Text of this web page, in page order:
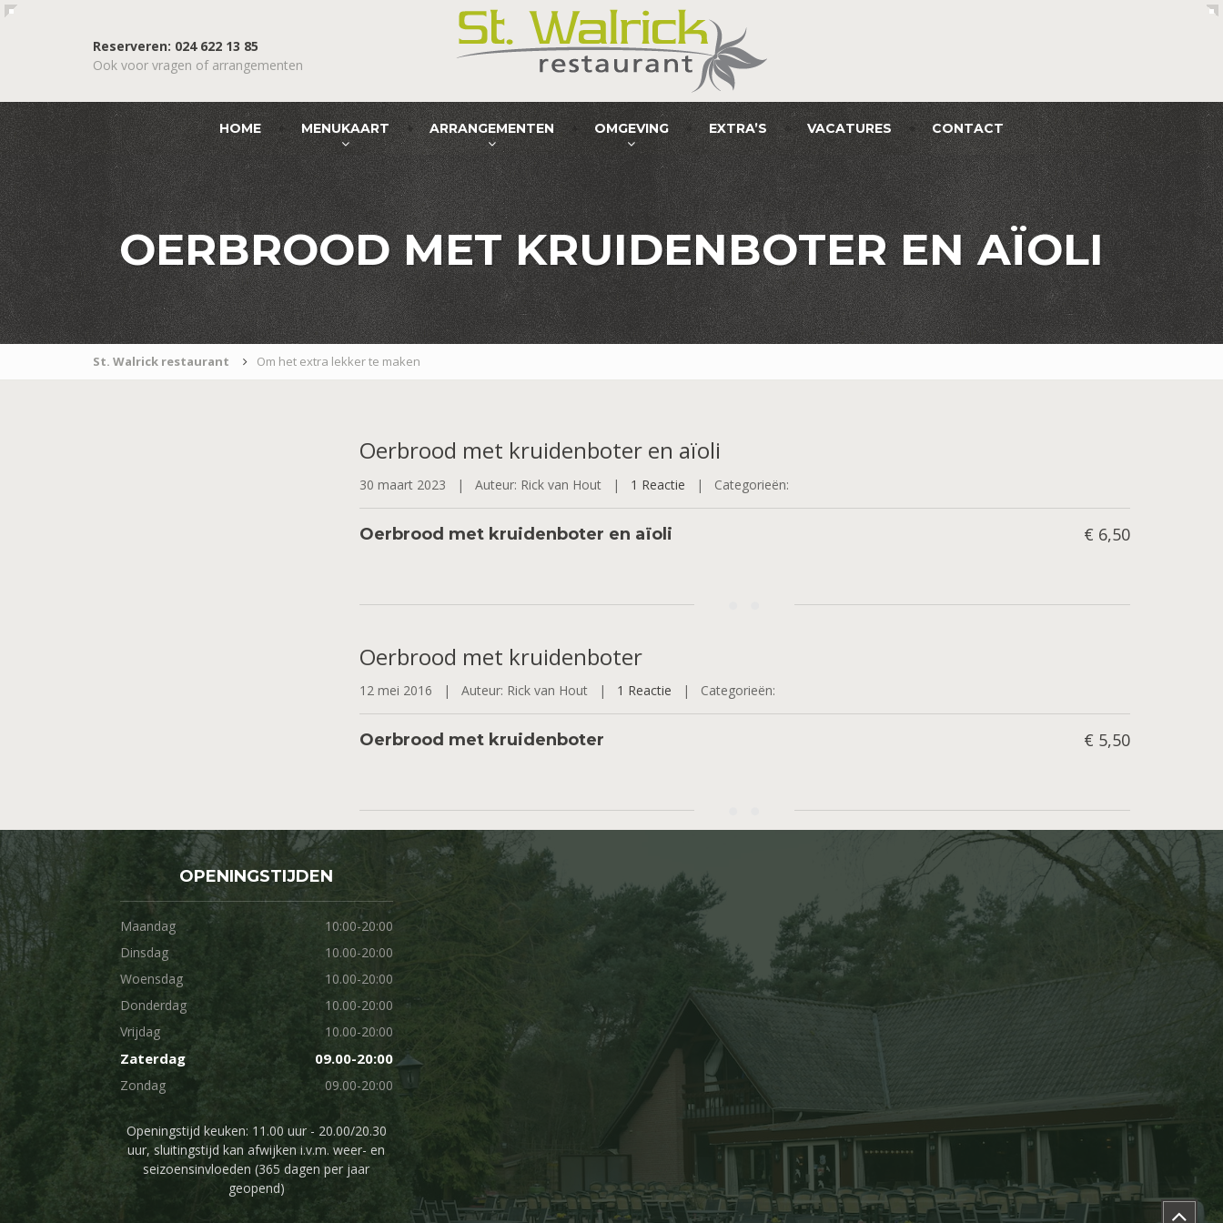
Reserveren: 024 622 13 85
Ook voor vragen of arrangementen
HOME MENUKAART ARRANGEMENTEN OMGEVING EXTRA’S VACATURES CONTACT
OERBROOD MET KRUIDENBOTER EN AÏOLI
St. Walrick restaurant Om het extra lekker te maken
Oerbrood met kruidenboter en aïoli
30 maart 2023 | Auteur: Rick van Hout | 1 Reactie | Categorieën:
Oerbrood met kruidenboter en aïoli € 6,50
Oerbrood met kruidenboter
12 mei 2016 | Auteur: Rick van Hout | 1 Reactie | Categorieën:
Oerbrood met kruidenboter € 5,50
OPENINGSTIJDEN
Maandag
10:00-20:00
Dinsdag
10.00-20:00
Woensdag
10.00-20:00
Donderdag
10.00-20:00
Vrijdag
10.00-20:00
Zaterdag 09.00-20:00
Zondag 09.00-20:00
Openingstijd keuken: 11.00 uur - 20.00/20.30
uur, sluitingstijd kan afwijken i.v.m. weer- en
seizoensinvloeden (365 dagen per jaar
geopend)